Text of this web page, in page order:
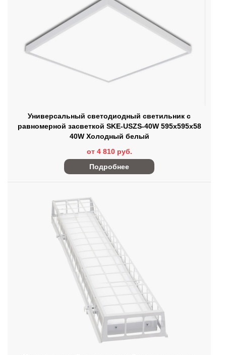
Универсальный светодиодный светильник с
равномерной засветкой SKE-USZS-40W 595x595x58
40W Холодный белый
от 4 810 руб.
Подробнее